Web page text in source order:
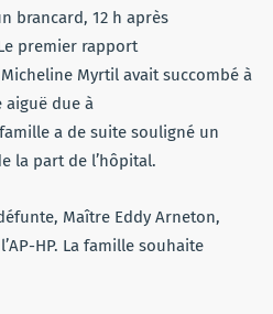
brancard, 12 h après
premier rapport
Myrtil avait succombé à
aiguë due à
a de suite souligné un
la part de l’hôpital.
Maître Eddy Arneton,
HP. La famille souhaite